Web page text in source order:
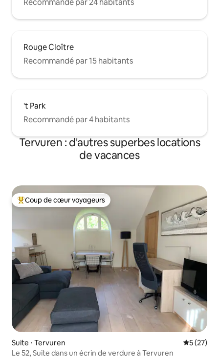
Recommandé par 24 habitants
Rouge Cloître
Recommandé par 15 habitants
't Park
Recommandé par 4 habitants
Tervuren : d'autres superbes locations
de vacances
Coups de cœur voyageurs les plus appréciés
Coup de cœur voyageurs
Suite ⋅ Tervuren
5 (27)
Le 52, Suite dans un écrin de verdure à Tervuren